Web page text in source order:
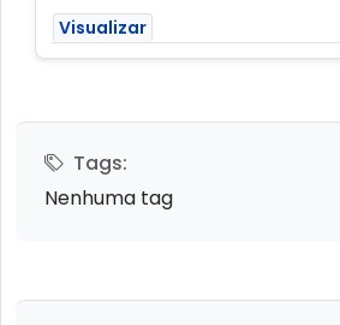
Visualizar
Tags:
Nenhuma tag